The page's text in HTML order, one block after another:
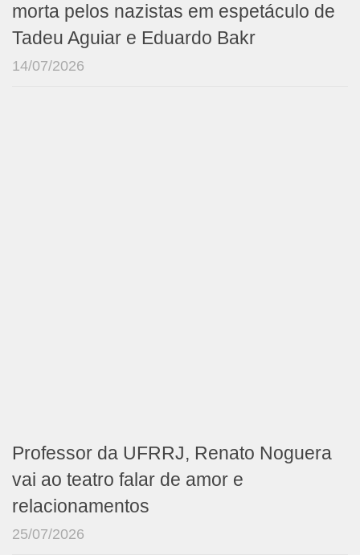
morta pelos nazistas em espetáculo de
Tadeu Aguiar e Eduardo Bakr
14/07/2026
Professor da UFRRJ, Renato Noguera
vai ao teatro falar de amor e
relacionamentos
25/07/2026